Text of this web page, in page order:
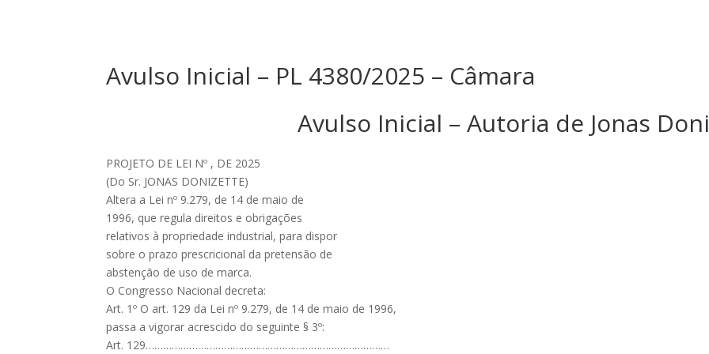
Avulso Inicial – PL 4380/2025 – Câmara
Avulso Inicial – Autoria de Jonas
PROJETO DE LEI Nº , DE 2025
(Do Sr. JONAS DONIZETTE)
Altera a Lei nº 9.279, de 14 de maio de
1996, que regula direitos e obrigações
relativos à propriedade industrial, para dispor
sobre o prazo prescricional da pretensão de
abstenção de uso de marca.
O Congresso Nacional decreta:
Art. 1º O art. 129 da Lei nº 9.279, de 14 de maio de 1996,
passa a vigorar acrescido do seguinte § 3º:
Art. 129…………………………………………………………………………